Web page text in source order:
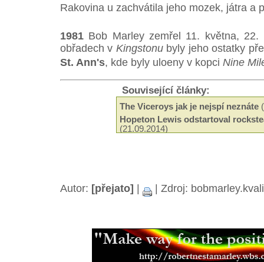
Rakovina u zachvátila jeho mozek, játra a
1981 Bob Marley zemřel 11. května,
obřadech v Kingstonubyly jeho ostatky
St. Ann's, kde byly uloeny v kopci Nine
Související články:
The Viceroys jak je nejspí neznáte
Hopeton Lewis odstartoval
(21.09.2014)
Beshara - 18 let kariéry a ádné
Black Roots a jejich militantní
Mikey Ras Starr, přítel Petera
Jamajská kapela Pentateuch
Bunny Striker Lee je příera
Autor: [přejato] | Zdroj: